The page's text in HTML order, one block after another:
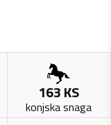
163KS
konjska snaga